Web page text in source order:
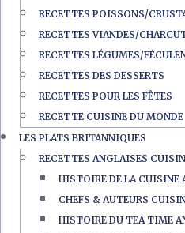
RECETTES POISSONS/
RECETTES VIANDES/
RECETTES LÉGUMES/
RECETTES DES DESSERTS
RECETTES POUR LES FÊTES
RECETTE CUISINE DU MONDE
LES PLATS BRITANNIQUES
RECETTES ANGLAISES
HISTOIRE DE LA CUISINE
CHEFS & AUTEURS
HISTOIRE DU TEA TIME